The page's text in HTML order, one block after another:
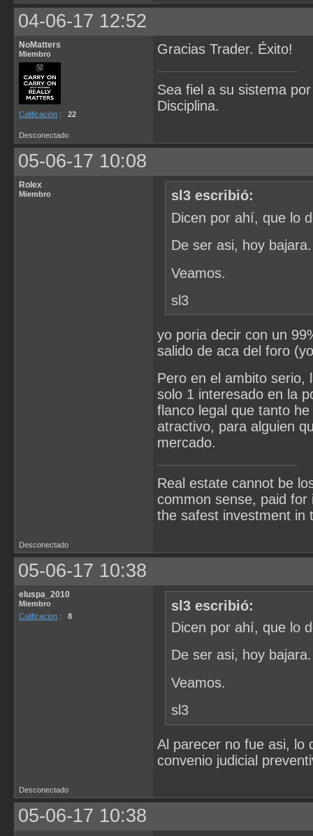
04-06-17 12:52
NoMatters
Miembro
Calificacion : 22
Gracias Trader. Éxito!
Sea fiel a su sistema
Disciplina.
Desconectado
05-06-17 10:08
Rolex
Miembro
sl3 escribió:
Dicen por ahí, que lo
De ser asi, hoy bajara.
Veamos.
sl3
yo poria decir con un
salido de aca del foro
Pero en el ambito serio,
solo 1 interesado en la
flanco legal que tanto
atractivo, para alguien
mercado.
Real estate cannot be
common sense, paid
the safest investment in
Desconectado
05-06-17 10:38
eluspa_2010
Miembro
Calificacion : 8
sl3 escribió:
Dicen por ahí, que lo
De ser asi, hoy bajara.
Veamos.
sl3
Al parecer no fue asi, lo
convenio judicial
Desconectado
05-06-17 10:38